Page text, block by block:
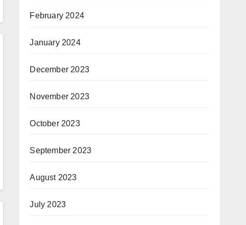
February 2024
January 2024
December 2023
November 2023
October 2023
September 2023
August 2023
July 2023